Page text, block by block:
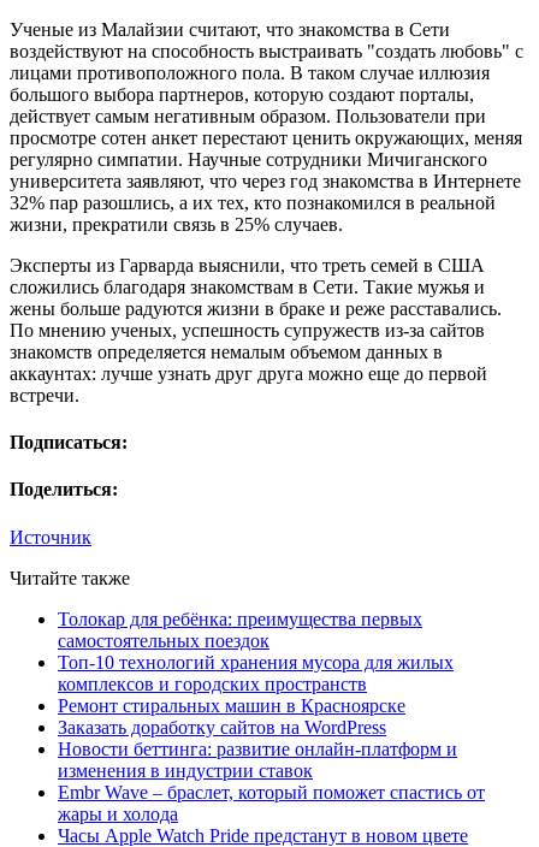
Ученые из Малайзии считают, что знакомства в Сети
воздействуют на способность выстраивать "создать любовь" с
лицами противоположного пола. В таком случае иллюзия
большого выбора партнеров, которую создают порталы,
действует самым негативным образом. Пользователи при
просмотре сотен анкет перестают ценить окружающих, меняя
регулярно симпатии. Научные сотрудники Мичиганского
университета заявляют, что через год знакомства в Интернете
32% пар разошлись, а их тех, кто познакомился в реальной
жизни, прекратили связь в 25% случаев.
Эксперты из Гарварда выяснили, что треть семей в США
сложились благодаря знакомствам в Сети. Такие мужья и
жены больше радуются жизни в браке и реже расставались.
По мнению ученых, успешность супружеств из-за сайтов
знакомств определяется немалым объемом данных в
аккаунтах: лучше узнать друг друга можно еще до первой
встречи.
Подписаться:
Поделиться:
Источник
Читайте также
Толокар для ребёнка: преимущества первых
самостоятельных поездок
Топ-10 технологий хранения мусора для жилых
комплексов и городских пространств
Ремонт стиральных машин в Красноярске
Заказать доработку сайтов на WordPress
Новости беттинга: развитие онлайн-платформ и
изменения в индустрии ставок
Embr Wave – браслет, который поможет спастись от
жары и холода
Часы Apple Watch Pride предстанут в новом цвете